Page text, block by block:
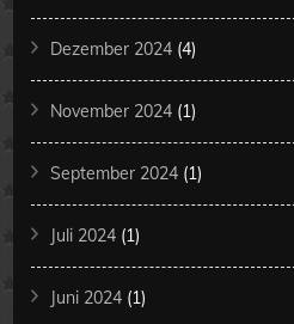
Dezember 2024 (4)
November 2024 (1)
September 2024 (1)
Juli 2024 (1)
Juni 2024 (1)